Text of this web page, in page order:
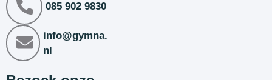
085 902 9830
info@gymna.
nl